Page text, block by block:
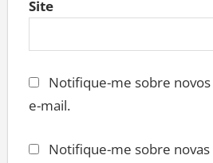
Site
Notifique-me sobre
e-mail.
Notifique-me sobre